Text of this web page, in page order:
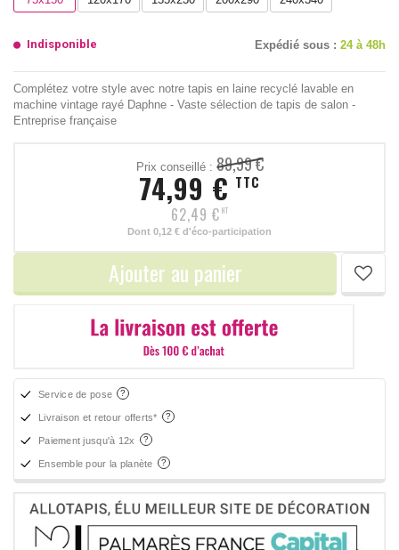
Indisponible Expédié sous : 24 à 48h
Complétez votre style avec notre tapis en laine recyclé lavable en
machine vintage rayé Daphne - Vaste sélection de tapis de salon -
Entreprise française
Prix conseillé : 89,99 €
74,99 € TTC
62,49 € HT
Dont 0,12 € d'éco-participation
Ajouter au panier
Service de pose
Livraison et retour offerts*
Paiement jusqu'à 12x
Ensemble pour la planète